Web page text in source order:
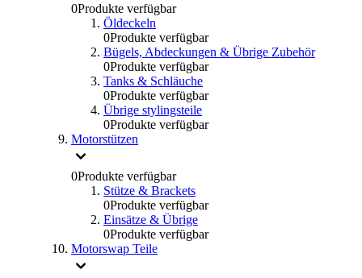
0Produkte verfügbar
Öldeckeln
0Produkte verfügbar
Bügels, Abdeckungen & Übrige Zubehör
0Produkte verfügbar
Tanks & Schläuche
0Produkte verfügbar
Übrige stylingsteile
0Produkte verfügbar
Motorstützen
0Produkte verfügbar
Stütze & Brackets
0Produkte verfügbar
Einsätze & Übrige
0Produkte verfügbar
Motorswap Teile